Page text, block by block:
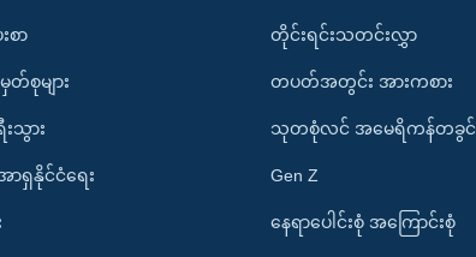
စာ
တ်စုများ
သွား
ရှနိုင်ငံရေး
တိုင်းရင်းသတင်းလွှာ
တပတ်အတွင်း အားကစား
သုတစုံလင် အမေရိကန်တခွင်
Gen Z
နေရာပေါင်းစုံ အကြောင်းစုံ